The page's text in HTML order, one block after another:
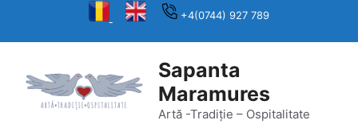
+4(0744) 927 789
Sapanta
Maramures
Artă -Tradiție – Ospitalitate